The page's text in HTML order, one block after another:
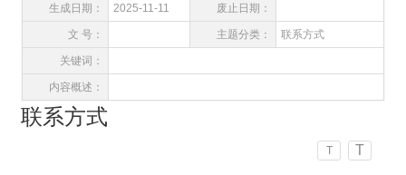
生成日期： 2025-11-11 废止日期：
文 号： 主题分类： 联系方式
关键词：
内容概述：
联系方式
T T